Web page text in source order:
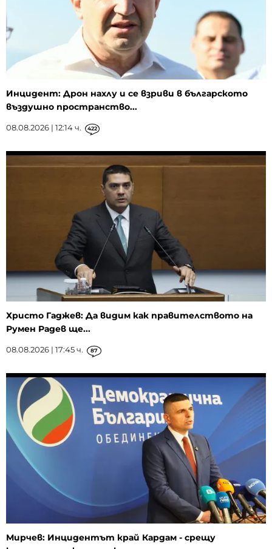
Инцидент: Дрон нахлу и се взриви в българското
въздушно пространство...
08.08.2026 | 12:14 ч. 422
Христо Гаджев: Да видим как правителството на
Румен Радев ще...
08.08.2026 | 17:45 ч. 87
Мирчев: Инцидентът край Кардам - срещу